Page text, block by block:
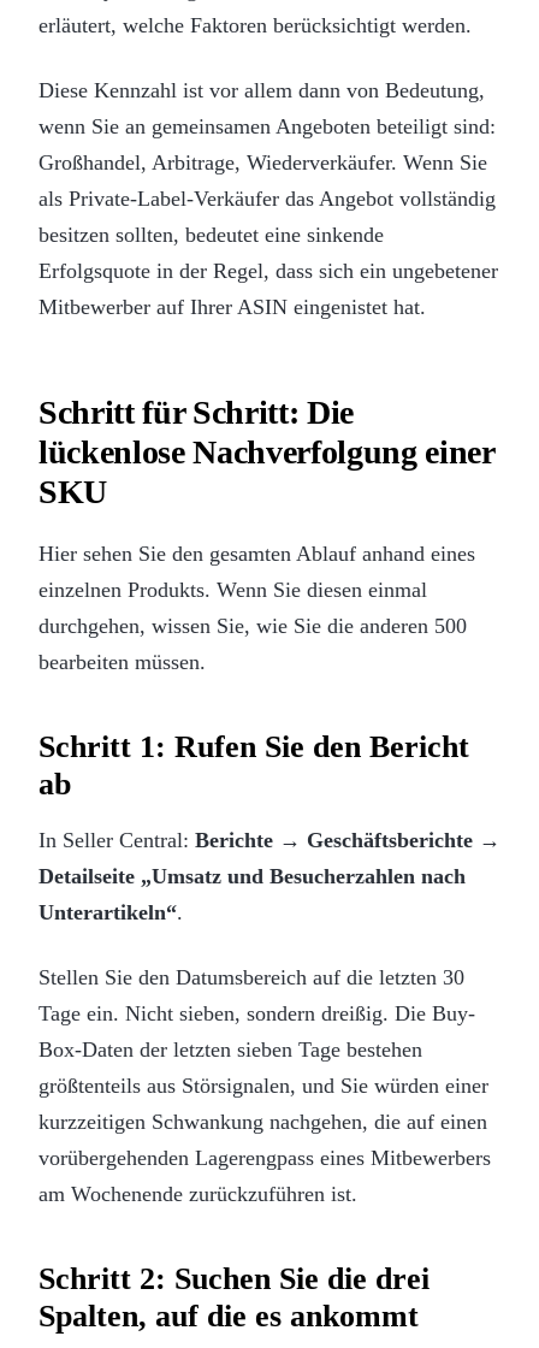
erläutert, welche Faktoren berücksichtigt werden.
Diese Kennzahl ist vor allem dann von Bedeutung,
wenn Sie an gemeinsamen Angeboten beteiligt sind:
Großhandel, Arbitrage, Wiederverkäufer. Wenn Sie
als Private-Label-Verkäufer das Angebot vollständig
besitzen sollten, bedeutet eine sinkende
Erfolgsquote in der Regel, dass sich ein ungebetener
Mitbewerber auf Ihrer ASIN eingenistet hat.
Schritt für Schritt: Die
lückenlose Nachverfolgung einer
SKU
Hier sehen Sie den gesamten Ablauf anhand eines
einzelnen Produkts. Wenn Sie diesen einmal
durchgehen, wissen Sie, wie Sie die anderen 500
bearbeiten müssen.
Schritt 1: Rufen Sie den Bericht
ab
In Seller Central: Berichte → Geschäftsberichte →
Detailseite „Umsatz und Besucherzahlen nach
Unterartikeln“.
Stellen Sie den Datumsbereich auf die letzten 30
Tage ein. Nicht sieben, sondern dreißig. Die Buy-
Box-Daten der letzten sieben Tage bestehen
größtenteils aus Störsignalen, und Sie würden einer
kurzzeitigen Schwankung nachgehen, die auf einen
vorübergehenden Lagerengpass eines Mitbewerbers
am Wochenende zurückzuführen ist.
Schritt 2: Suchen Sie die drei
Spalten, auf die es ankommt